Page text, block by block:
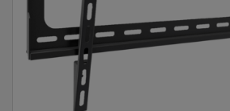
DOM